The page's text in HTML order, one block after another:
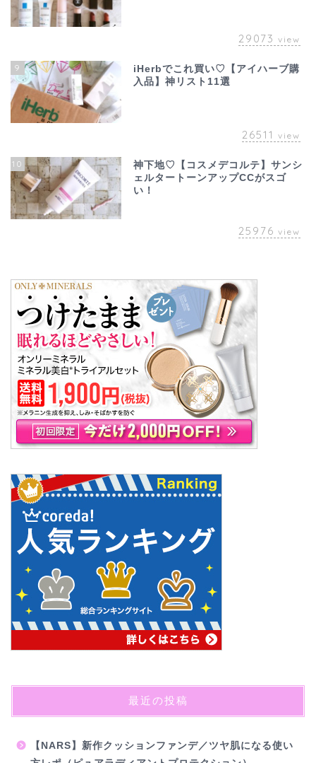
29073 view
9
iHerbでこれ買い♡【アイハーブ購
入品】神リスト11選
26511 view
10
神下地♡【コスメデコルテ】サンシ
ェルタートーンアップCCがスゴ
い！
25976 view
最近の投稿
【NARS】新作クッションファンデ／ツヤ肌になる使い